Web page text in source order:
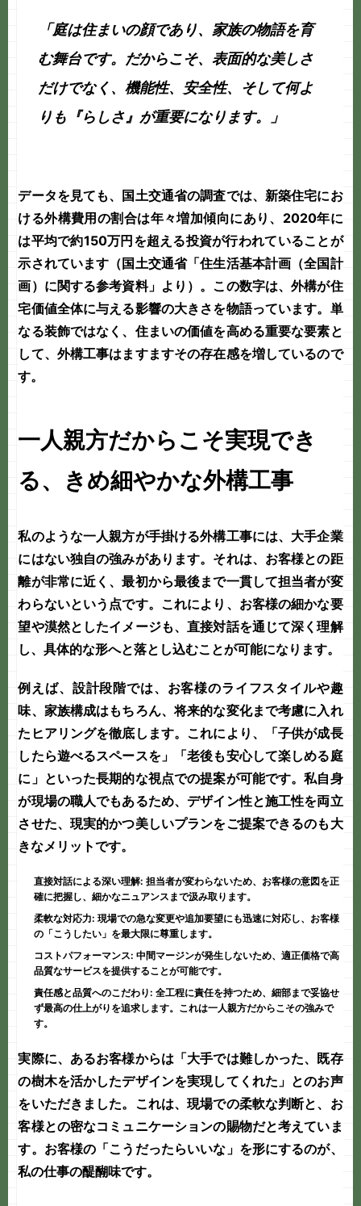
「庭は住まいの顔であり、家族の物語を育
む舞台です。だからこそ、表面的な美しさ
だけでなく、機能性、安全性、そして何よ
りも『らしさ』が重要になります。」
データを見ても、国土交通省の調査では、新築住宅にお
ける外構費用の割合は年々増加傾向にあり、2020年に
は平均で約150万円 を超える投資が行われていることが
示されています（ 国土交通省「住生活基本計画（全国計
画）に関する参考資料」 より）。この数字は、外構が住
宅価値全体に与える影響の大きさを物語っています。単
なる装飾ではなく、住まいの価値を高める重要な要素と
して、 外構工事はますますその存在感を増しているので
す。
一人親方だからこそ実現でき
る、きめ細やかな外構工事
私のような一人親方が手掛ける外構工事には、大手企業
にはない独自の強みがあります。それは、お客様との距
離が非常に近く、最初から最後まで一貫して担当者が変
わらないという点です。これにより、お客様の細かな要
望や漠然としたイメージも、直接対話を通じて深く理解
し、具体的な形へと落とし込むことが可能になります。
例えば、設計段階では、お客様のライフスタイルや趣
味、家族構成はもちろん、将来的な変化まで考慮に入れ
たヒアリングを徹底します。これにより、「子供が成長
したら遊べるスペースを」「老後も安心して楽しめる庭
に」といった長期的な視点での提案が可能です。私自身
が現場の職人でもあるため、デザイン性と施工性を両立
させた、現実的かつ美しいプランをご提案できるのも大
きなメリットです。
直接対話による深い理解: 担当者が変わらないため、お客様の意図を正
確に把握し、細かなニュアンスまで汲み取ります。
柔軟な対応力: 現場での急な変更や追加要望にも迅速に対応し、お客様
の「こうしたい」を最大限に尊重します。
コストパフォーマンス: 中間マージンが発生しないため、適正価格で高
品質なサービスを提供することが可能です。
責任感と品質へのこだわり: 全工程に責任を持つため、細部まで妥協せ
ず最高の仕上がりを追求します。これは一人親方だからこその強みで
す。
実際に、あるお客様からは「大手では難しかった、既存
の樹木を活かしたデザインを実現してくれた」とのお声
をいただきました。これは、現場での柔軟な判断と、お
客様との密なコミュニケーションの賜物だと考えていま
す。お客様の「こうだったらいいな」を形にするのが、
私の仕事の醍醐味です。